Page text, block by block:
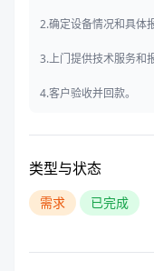
2.确定设备情况和具体
3.上门提供技术服务和
4.客户验收并回款。
类型与状态
需求 已完成